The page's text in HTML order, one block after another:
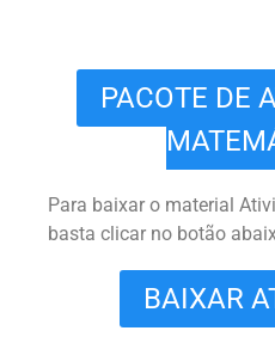
PACOTE DE
Para baixar o material
basta clicar no botão
BAIXAR